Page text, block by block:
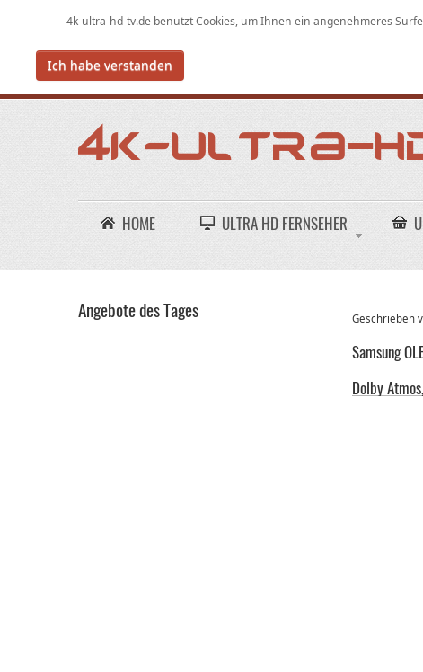
4k-ultra-hd-tv.de benutzt Cookies, umIhnen ein angenehmeres
Ich habe verstanden
HOME ULTRA HD FERNSEHER
Geschrieben
Samsung
Dolby
Angebote des Tages